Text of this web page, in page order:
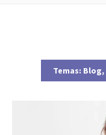
Temas: Blog,